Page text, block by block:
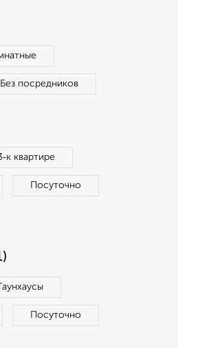
Без посредников
квартире
Посуточно
Таунхаусы
Посуточно